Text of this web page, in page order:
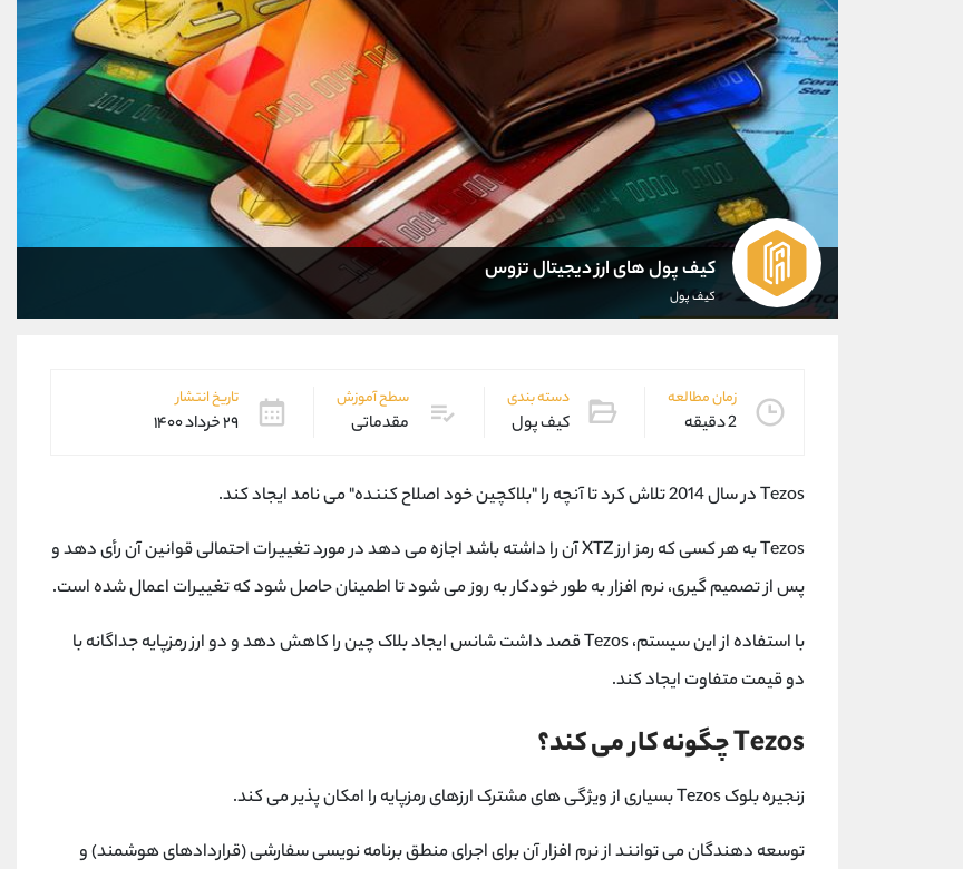
کیف پول های ارز دیجیتال تزوس
کیف پول
زمان مطالعه
2 دقیقه
دسته بندی
کیف پول
سطح آموزش
مقدماتی
تاریخ انتشار
۲۹ خرداد ۱۴۰۰
Tezos در سال 2014 تلاش کرد تا آنچه را "بلاکچین خود اصلاح کننده" می نامد ایجاد کند.
Tezos به هر کسی که رمز ارز XTZ آن را داشته باشد اجازه می دهد در مورد تغییرات احتمالی قوانین آن رأی دهد و
پس از تصمیم گیری، نرم افزار به طور خودکار به روز می شود تا اطمینان حاصل شود که تغییرات اعمال شده است.
با استفاده از این سیستم، Tezos قصد داشت شانس ایجاد بلاک چین را کاهش دهد و دو ارز رمزپایه جداگانه با
دو قیمت متفاوت ایجاد کند.
Tezos چگونه کار می کند؟
زنجیره بلوک Tezos بسیاری از ویژگی های مشترک ارزهای رمزپایه را امکان پذیر می کند.
توسعه دهندگان می توانند از نرم افزار آن برای اجرای منطق برنامه نویسی سفارشی (قراردادهای هوشمند) و